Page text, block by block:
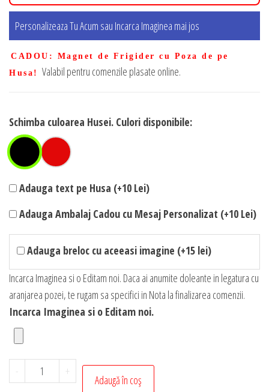
Personalizeaza Tu Acum sau Incarca Imaginea mai jos
CADOU : Magnet de Frigider cu Poza de pe
Husa!
Valabil pentru comenzile plasate online.
Schimba culoarea Husei. Culori disponibile:
Adauga text pe Husa (+10 Lei)
Adauga Ambalaj Cadou cu Mesaj Personalizat (+10 Lei)
Adauga breloc cu aceeasi imagine (+15 lei)
Incarca Imaginea si o Editam noi. Daca ai anumite doleante in legatura cu
aranjarea pozei, te rugam sa specifici in Nota la finalizarea comenzii.
Incarca Imaginea si o Editam noi.
-
Cantitate
Husa
+
Adaugă în coș